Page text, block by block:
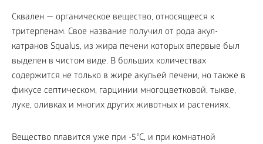
Сквален — органическое вещество, относящееся к
тритерпенам. Свое название получил от рода акул-
катранов Squalus, из жира печени которых впервые был
выделен в чистом виде. В больших количествах
содержится не только в жире акульей печени, но также в
фикусе септическом, гарцинии многоцветковой, тыкве,
луке, оливках и многих других животных и растениях.
Вещество плавится уже при -5°С, и при комнатной